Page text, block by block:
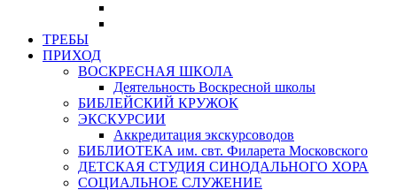
ТРЕБЫ
ПРИХОД
ВОСКРЕСНАЯ ШКОЛА
Деятельность Воскресной школы
БИБЛЕЙСКИЙ КРУЖОК
ЭКСКУРСИИ
Аккредитация экскурсоводов
БИБЛИОТЕКА им. свт. Филарета Московского
ДЕТСКАЯ СТУДИЯ СИНОДАЛЬНОГО ХОРА
СОЦИАЛЬНОЕ СЛУЖЕНИЕ